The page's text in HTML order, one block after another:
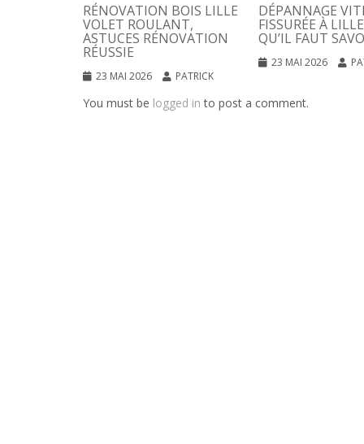
RÉNOVATION BOIS LILLE
VOLET ROULANT,
ASTUCES RÉNOVATION
RÉUSSIE
23 MAI 2026 PATRICK
DÉPANNAGE
FISSURÉE À
QU’IL FAUT
23 MAI 2026
You must be logged in to post a comment.